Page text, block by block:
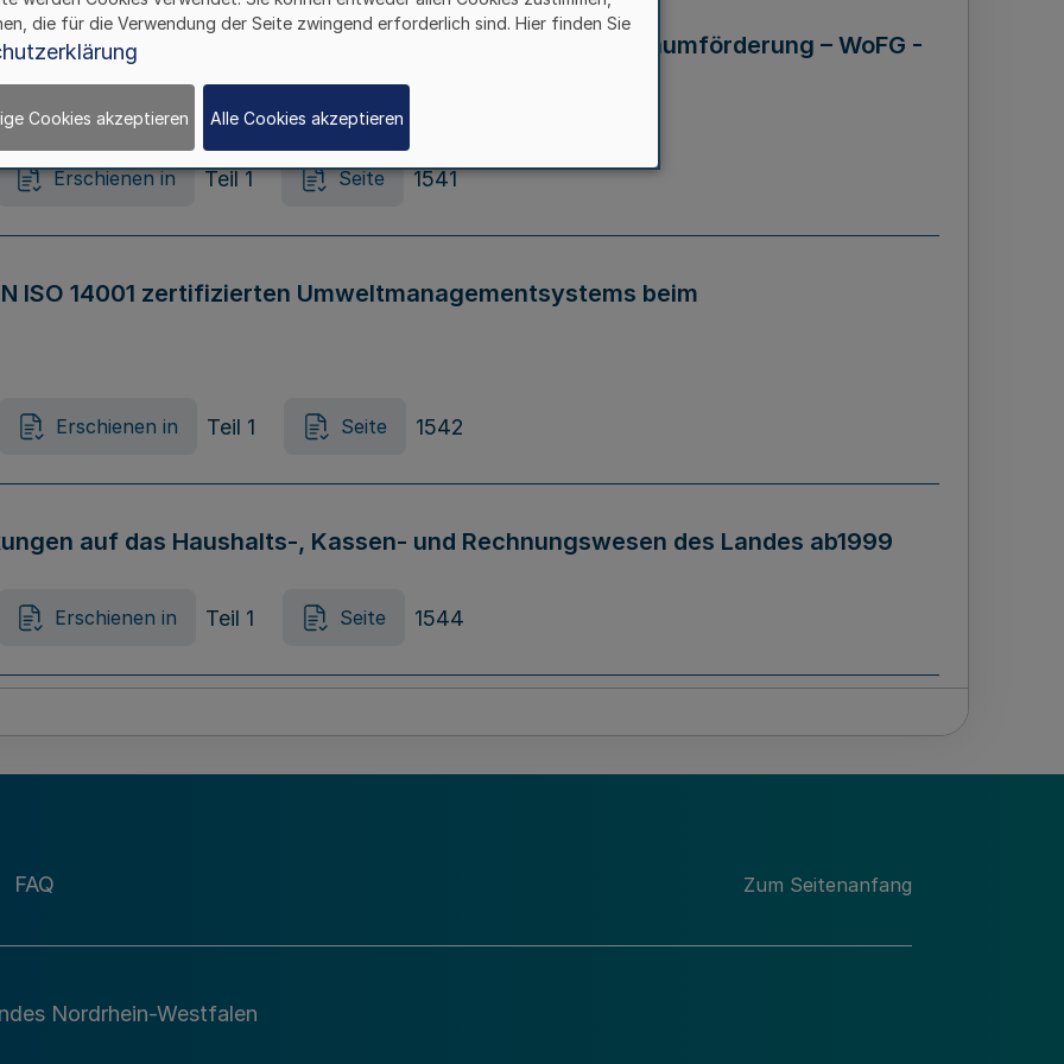
nach §§ 20 – 24 des Gesetzes über die soziale Wohnraumförderung – WoFG -
Erschienen in Teil 1 Seite 1541
ISO 14001 zertifizierten Umweltmanagementsystems beim
Erschienen in Teil 1 Seite 1542
auf das Haushalts-, Kassen- und Rechnungswesen des Landes ab1999
Erschienen in Teil 1 Seite 1544
Anlieferungs-Referenzmengen nach der Zusatzabgabenverordnung
FAQ Zum Seitenanfang
Nordrhein-Westfalen
die für die Verwendung der Seite zwingend erforderlich sind. Hier finden Sie
Cookies akzeptieren Alle Cookies akzeptieren